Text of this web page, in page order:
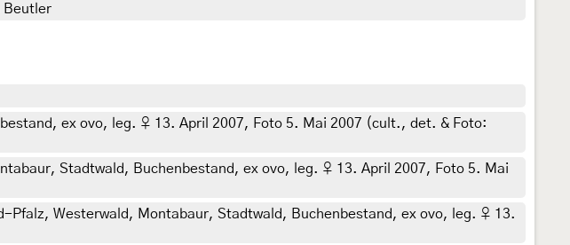
Beutler
ex ovo, leg. ♀ 13. April 2007, Foto 5. Mai 2007 (cult., det. & Foto:
Stadtwald, Buchenbestand, ex ovo, leg. ♀ 13. April 2007, Foto 5. Mai
Pfalz, Westerwald, Montabaur, Stadtwald, Buchenbestand, ex ovo, leg. ♀ 13.